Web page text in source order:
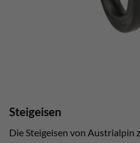
Steigeisen
Die Steigeisen von Austrialpin